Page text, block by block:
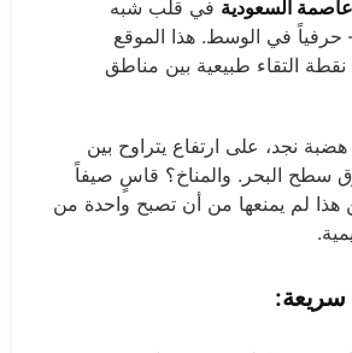
السعودية في قلب شبه
حرفياً في الوسط. هذا الموقع
نقطة التقاء طبيعية بين مناطق
نجد، على ارتفاع يتراوح بين
متر فوق سطح البحر. والمناخ؟ قاسٍ صيفاً
هذا لم يمنعها من أن تصبح واحدة من
سريعة: